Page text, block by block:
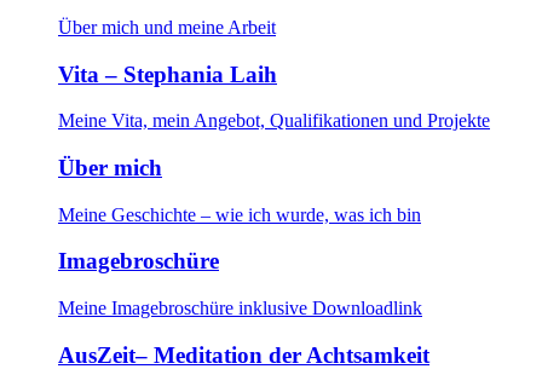
Über mich und meine Arbeit
Vita – Stephania Laih
Meine Vita, mein Angebot, Qualifikationen und Projekte
Über mich
Meine Geschichte – wie ich wurde, was ich bin
Imagebroschüre
Meine Imagebroschüre inklusive Downloadlink
AusZeit– Meditation der Achtsamkeit